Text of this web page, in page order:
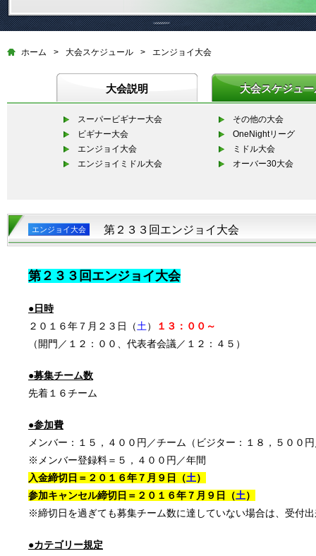
ホーム > 大会スケジュール > エンジョイ大会
大会説明 大会スケジュー
スーパービギナー大会
ビギナー大会
エンジョイ大会
エンジョイミドル大会
その他の大会
OneNightリーグ
ミドル大会
オーバー30大会
エンジョイ大会 第２３３回エンジョイ大会
第２３３ 回エンジョイ大会
●日時
２０１６年７月２３日（土）
１３：００～
（開門／１２：００、代表者会議／１２：４５）
●募集チーム数
先着１６チーム
●参加費
メンバー：１５，４００円／チーム（ビジター：１８，５００
※メンバー登録料＝５，４００円／年間
入金締切日＝２０１６年７月９日（土）
参加キャンセル締切日＝２０１６年７月９ 日（土）
※締切日を過ぎても募集チーム数に達していない場合は、受付
●カテゴリー規定